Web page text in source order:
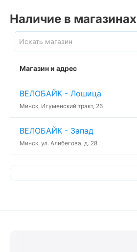
Наличие в магазинах
Магазин и адрес
ВЕЛОБАЙК - Лошица
Минск, Игуменский тракт, 26
ВЕЛОБАЙК - Запад
Минск, ул. Алибегова, д. 28